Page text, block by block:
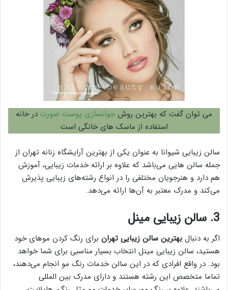
می توان گفت که بهترین روش جوانسازی پوست صورت در خانه
استفاده از ماسک های خانگی است
سالن زیبایی شیوانا به عنوان یکی از بهترین آرایشگاه زنانه تهران از
جمله سالن‌ هایی می‌باشد که علاوه بر ارائه خدمات زیبایی، آموزش
هم دارد و هنرجویان مختلفی را در انواع رشته‌های زیبایی پذیرش
می‌کند و مدرک معتبر به آن‌ها ارائه می‌دهد.
3. سالن زیبایی مینل
اگر به دنبال بهترین سالن زیبایی تهران برای رنگ کردن موهای خود
هستید، سالن زیبایی مینل انتخاب بسیار مناسبی برای شما خواهد
بود. در واقع افرادی که در این سالن خدمات رنگ مو انجام می‌دهند،
تماما متخصص این رشته هستند و دارای مدرک بین المللی